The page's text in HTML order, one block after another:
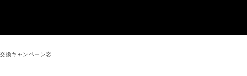
換キャンペーン②